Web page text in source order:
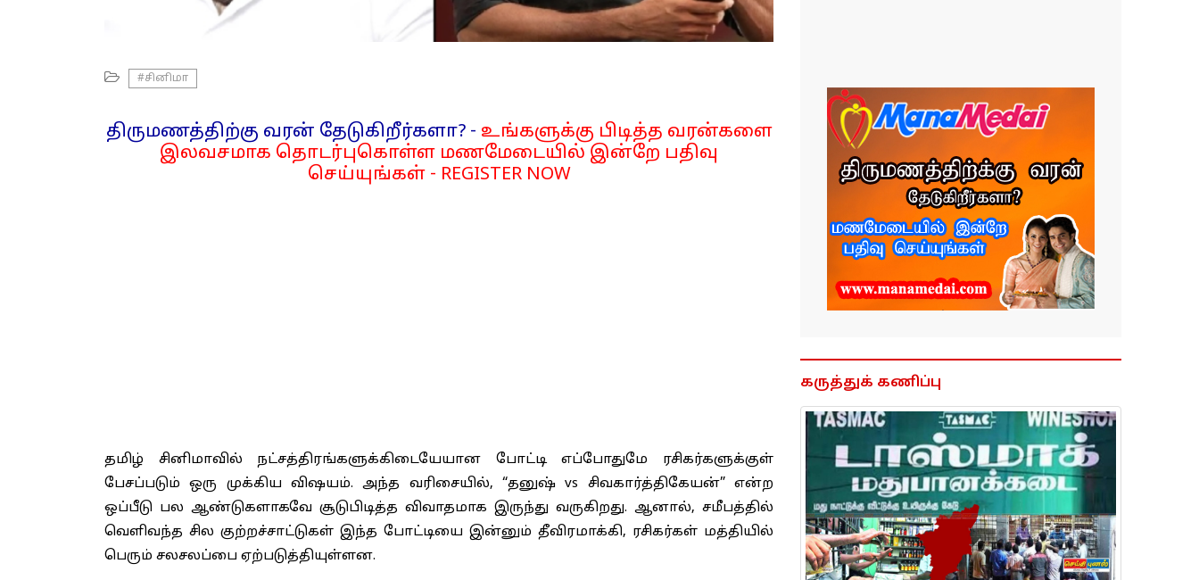
#சினிமா
திருமணத்திற்கு வரன் தேடுகிறீர்களா? - உங்களுக்கு பிடித்த வரன்களை
இலவசமாக தொடர்புகொள்ள மணமேடையில் இன்றே பதிவு
செய்யுங்கள் - REGISTER NOW
தமிழ் சினிமாவில் நட்சத்திரங்களுக்கிடையேயான போட்டி எப்போதுமே ரசிகர்களுக்குள்
பேசப்படும் ஒரு முக்கிய விஷயம். அந்த வரிசையில், “தனுஷ் vs சிவகார்த்திகேயன்” என்ற
ஒப்பீடு பல ஆண்டுகளாகவே சூடுபிடித்த விவாதமாக இருந்து வருகிறது. ஆனால், சமீபத்தில்
வெளிவந்த சில குற்றச்சாட்டுகள் இந்த போட்டியை இன்னும் தீவிரமாக்கி, ரசிகர்கள் மத்தியில்
பெரும் சலசலப்பை ஏற்படுத்தியுள்ளன.
கருத்துக் கணிப்பு